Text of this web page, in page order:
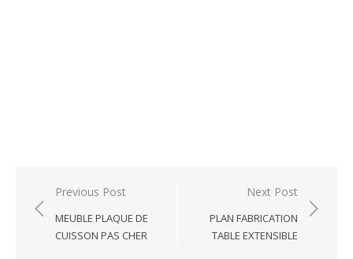
Post
navigation
Previous Post
MEUBLE PLAQUE DE
CUISSON PAS CHER
Next Post
PLAN FABRICATION
TABLE EXTENSIBLE